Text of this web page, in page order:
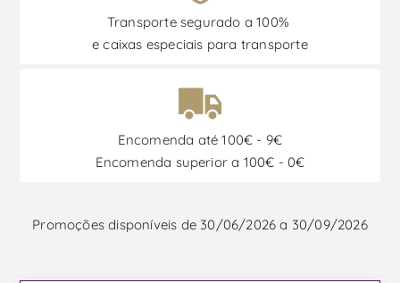
Transporte segurado a 100%
e caixas especiais para transporte
Encomenda até 100€ - 9€
Encomenda superior a 100€ - 0€
Promoções disponíveis de 30/06/2026 a 30/09/2026